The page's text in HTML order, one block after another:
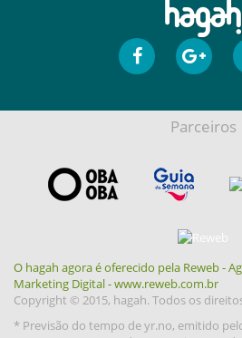
Parceiros
O hagah agora é oferecido pela Reweb -
Marketing Digital - www.reweb.com.br
Copyright © 2015, hagah. Todos os
* Previsão do tempo de yr.no, emitido